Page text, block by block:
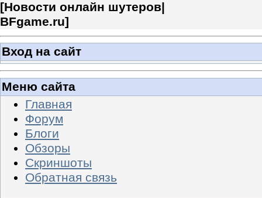
[Новости онлайн шутеров|
BFgame.ru]
Вход на сайт
Меню сайта
Главная
Форум
Блоги
Обзоры
Скриншоты
Обратная связь